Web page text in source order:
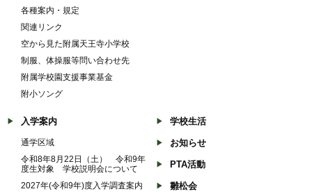
各種案内・規定
関連リンク
空から見た附属天王寺小学校
制服、体操服等問い合わせ先
附属学校園支援事業基金
附小ソング
入学案内
通学区域
令和8年8月22日（土） 令和9年
度生対象 学校説明会について
2027年(令和9年)度入学調査案内
学校生活
お知らせ
PTA活動
雛松会